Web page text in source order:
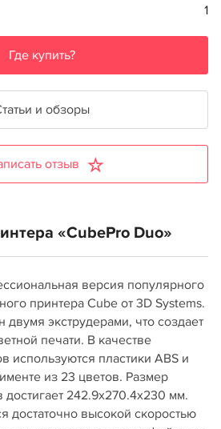
1
Где купить?
и обзоры
отзыв
«CubePro Duo»
версия популярного
принтера Cube от 3D Systems.
экструдерами, что создает
печати. В качестве
используются пластики ABS и
из 23 цветов. Размер
достигает 242.9x270.4x230 мм.
достаточно высокой скоростью